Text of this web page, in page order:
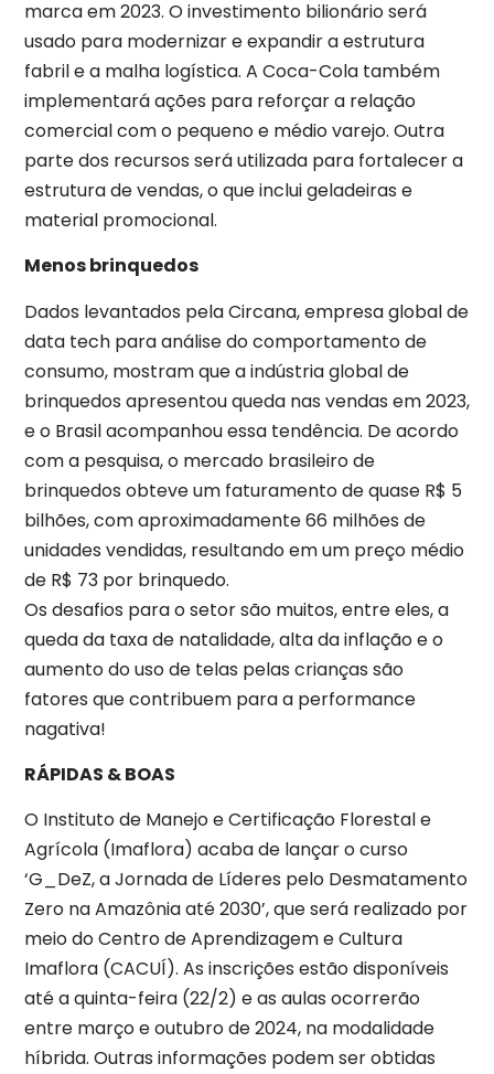
marca em 2023. O investimento bilionário será
usado para modernizar e expandir a estrutura
fabril e a malha logística. A Coca-Cola também
implementará ações para reforçar a relação
comercial com o pequeno e médio varejo. Outra
parte dos recursos será utilizada para fortalecer a
estrutura de vendas, o que inclui geladeiras e
material promocional.
Menos brinquedos
Dados levantados pela Circana, empresa global de
data tech para análise do comportamento de
consumo, mostram que a indústria global de
brinquedos apresentou queda nas vendas em 2023,
e o Brasil acompanhou essa tendência. De acordo
com a pesquisa, o mercado brasileiro de
brinquedos obteve um faturamento de quase R$ 5
bilhões, com aproximadamente 66 milhões de
unidades vendidas, resultando em um preço médio
de R$ 73 por brinquedo.
Os desafios para o setor são muitos, entre eles, a
queda da taxa de natalidade, alta da inflação e o
aumento do uso de telas pelas crianças são
fatores que contribuem para a performance
nagativa!
RÁPIDAS & BOAS
O Instituto de Manejo e Certificação Florestal e
Agrícola (Imaflora) acaba de lançar o curso
‘G_DeZ, a Jornada de Líderes pelo Desmatamento
Zero na Amazônia até 2030’, que será realizado por
meio do Centro de Aprendizagem e Cultura
Imaflora (CACUÍ). As inscrições estão disponíveis
até a quinta-feira (22/2) e as aulas ocorrerão
entre março e outubro de 2024, na modalidade
híbrida. Outras informações podem ser obtidas